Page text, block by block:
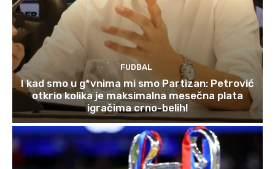
FUDBAL
I kad smo u g*vnima mi smo Partizan: Petrović
otkrio kolika je maksimalna mesečna plata
igračima crno-belih!